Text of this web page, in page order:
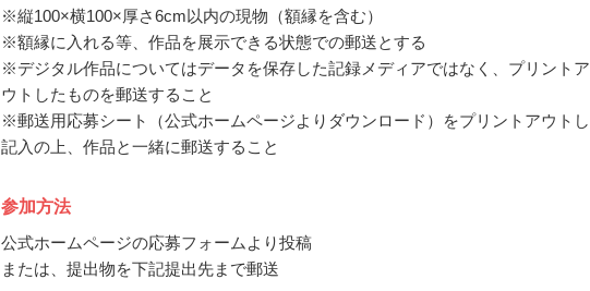
※縦100×横100×厚さ6cm以内の現物（額縁を含む）
※額縁に入れる等、作品を展示できる状態での郵送とする
※デジタル作品についてはデータを保存した記録メディアではなく、プリントア
ウトしたものを郵送すること
※郵送用応募シート（公式ホームページよりダウンロード）をプリントアウトし
記入の上、作品と一緒に郵送すること
参加方法
公式ホームページの応募フォームより投稿
または、提出物を下記提出先まで郵送